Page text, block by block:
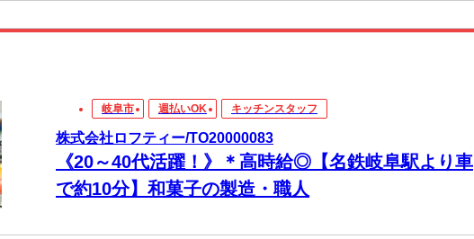
岐阜市 週払いOK キッチンスタッフ
株式会社ロフティー/TO20000083
《20～40代活躍！》＊高時給◎【名鉄岐阜駅より車
で約10分】和菓子の製造・職人